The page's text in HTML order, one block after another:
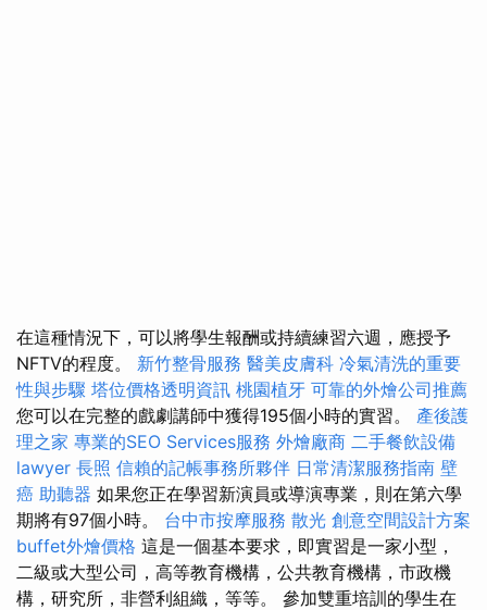
在這種情況下，可以將學生報酬或持續練習六週，應授予
NFTV的程度。 新竹整骨服務 醫美皮膚科 冷氣清洗的重要
性與步驟 塔位價格透明資訊 桃園植牙 可靠的外燴公司推薦
您可以在完整的戲劇講師中獲得195個小時的實習。 產後護
理之家 專業的SEO Services服務 外燴廠商 二手餐飲設備
lawyer 長照 信賴的記帳事務所夥伴 日常清潔服務指南 壁
癌 助聽器 如果您正在學習新演員或導演專業，則在第六學
期將有97個小時。 台中市按摩服務 散光 創意空間設計方案
buffet外燴價格 這是一個基本要求，即實習是一家小型，
二級或大型公司，高等教育機構，公共教育機構，市政機
構，研究所，非營利組織，等等。 參加雙重培訓的學生在